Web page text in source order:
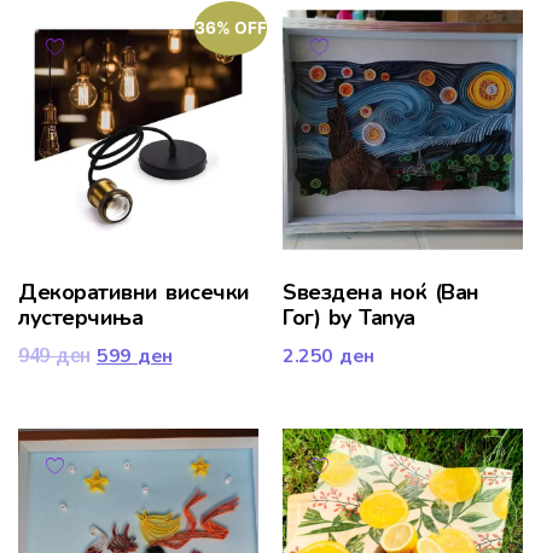
36% OFF
Декоративни висечки
лустерчиња
949ден 599 ден
Ѕвездена ноќ (Ван
Гог) by Tanya
2.250 ден